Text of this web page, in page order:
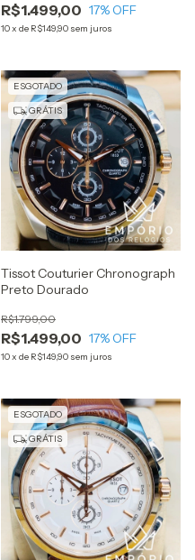
R$1.499,00 17% OFF
10x de R$149,90 sem juros
ESGOTADO
GRÁTIS
Tissot Couturier Chronograph
Preto Dourado
R$1.499,00
R$1.799,00
17% OFF
10x de R$149,90 sem juros
ESGOTADO
GRÁTIS